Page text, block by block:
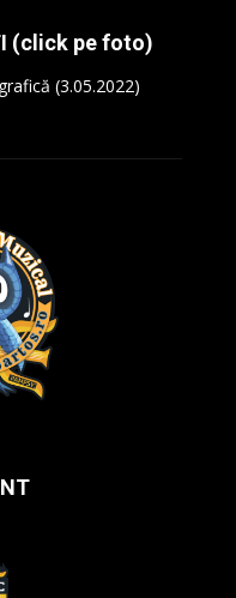
(click pe foto)